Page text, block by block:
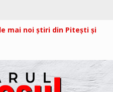
mai noi știri din Pitești și